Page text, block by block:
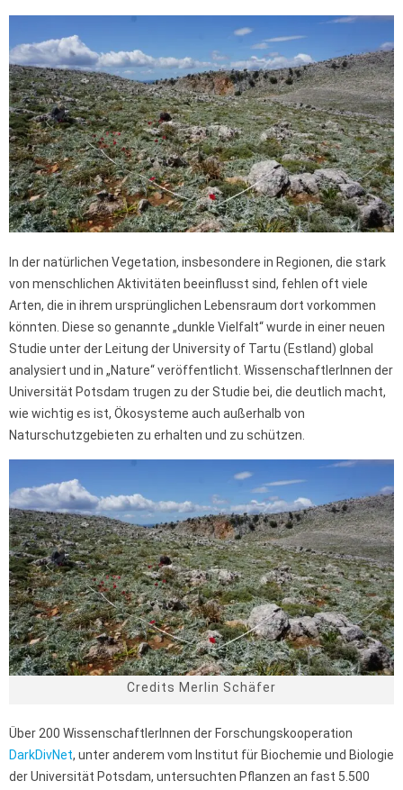
In der natürlichen Vegetation, insbesondere in Regionen, die stark
von menschlichen Aktivitäten beeinflusst sind, fehlen oft viele
Arten, die in ihrem ursprünglichen Lebensraum dort vorkommen
könnten. Diese so genannte „dunkle Vielfalt“ wurde in einer neuen
Studie unter der Leitung der University of Tartu (Estland) global
analysiert und in „Nature“ veröffentlicht. WissenschaftlerInnen der
Universität Potsdam trugen zu der Studie bei, die deutlich macht,
wie wichtig es ist, Ökosysteme auch außerhalb von
Naturschutzgebieten zu erhalten und zu schützen.
Credits Merlin Schäfer
Über 200 WissenschaftlerInnen der Forschungskooperation
DarkDivNet, unter anderem vom Institut für Biochemie und Biologie
der Universität Potsdam, untersuchten Pflanzen an fast 5.500